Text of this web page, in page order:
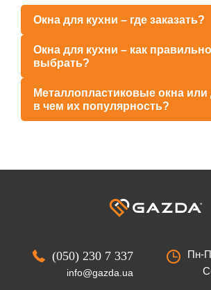
Окна для кухни – где заказать?
Окна для кухни – как правильно
выбрать?
Металлопластиковые окна или
в чем их популярность?
(050) 230 7 337
info@gazda.ua
Пн-